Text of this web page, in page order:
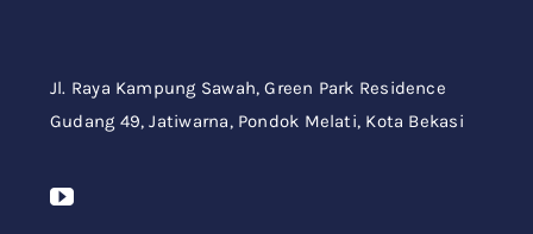
Jl. Raya Kampung Sawah,Green Park Residence
Gudang 49,Jatiwarna, Pondok Melati, Kota Bekasi